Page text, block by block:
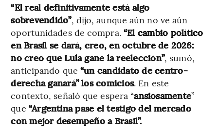
“El real definitivamente está algo
sobrevendido”, dijo, aunque aún no ve aún
oportunidades de compra. “El cambio político
en Brasil se dará, creo, en octubre de 2026:
no creo que Lula gane la reelección”, sumó,
anticipando que “un candidato de centro-
derecha ganará” los comicios. En este
contexto, señaló que espera “ansiosamente”
que “Argentina pase el testigo del mercado
con mejor desempeño a Brasil”.